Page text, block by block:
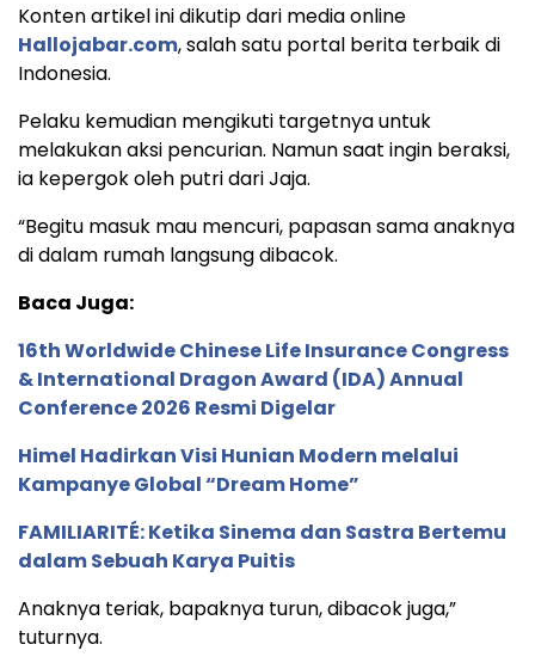
Konten artikel ini dikutip dari media online
Hallojabar.com, salah satu portal berita terbaik di
Indonesia.
Pelaku kemudian mengikuti targetnya untuk
melakukan aksi pencurian. Namun saat ingin beraksi,
ia kepergok oleh putri dari Jaja.
“Begitu masuk mau mencuri, papasan sama anaknya
di dalam rumah langsung dibacok.
Baca Juga:
16th Worldwide Chinese Life Insurance Congress
& International Dragon Award (IDA) Annual
Conference 2026 Resmi Digelar
Himel Hadirkan Visi Hunian Modern melalui
Kampanye Global “Dream Home”
FAMILIARITÉ: Ketika Sinema dan Sastra Bertemu
dalam Sebuah Karya Puitis
Anaknya teriak, bapaknya turun, dibacok juga,”
tuturnya.